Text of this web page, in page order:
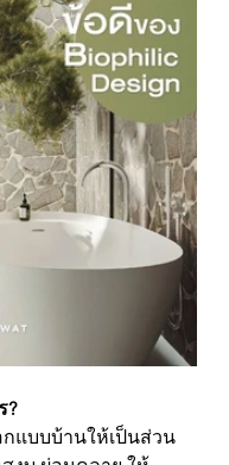
?
แบบบ้านให้เป็นส่วน